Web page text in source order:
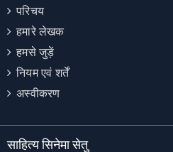
परिचय
हमारे लेखक
हमसे जुड़ें
नियम एवं शर्तें
अस्वीकरण
साहित्य सिनेमा सेतु